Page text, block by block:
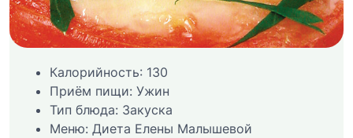
Калорийность: 130
Приём пищи: Ужин
Тип блюда: Закуска
Меню: Диета Елены Малышевой